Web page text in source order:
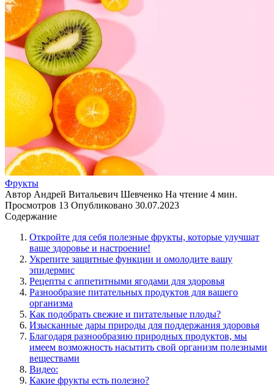
Фрукты
Автор Андрей Витальевич Шевченко На чтение 4 мин.
Просмотров 13 Опубликовано 30.07.2023
Содержание
Откройте для себя полезные фрукты, которые улучшат
ваше здоровье и настроение!
Укрепите защитные функции и омолодите вашу
эпидермис
Рецепты с аппетитными ягодами для здоровья
Разнообразие питательных продуктов для вашего
организма
Как подобрать свежие и питательные плоды?
Изысканные дары природы для поддержания здоровья
Благодаря разнообразию природных продуктов, мы
имеем возможность насытить свой организм полезными
веществами
Видео:
Какие фрукты есть полезно?